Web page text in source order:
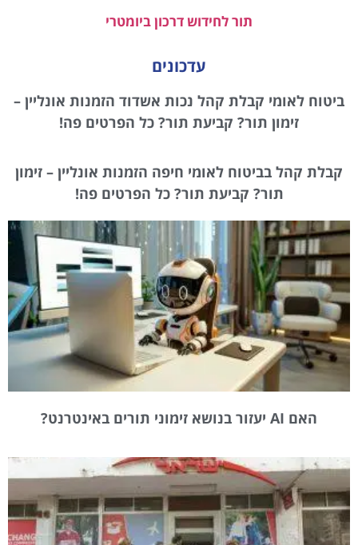
תור לחידוש דרכון ביומטרי
עדכונים
ביטוח לאומי קבלת קהל נכות אשדוד הזמנות אונליין –
זימון תור? קביעת תור? כל הפרטים פה!
קבלת קהל בביטוח לאומי חיפה הזמנות אונליין – זימון
תור? קביעת תור? כל הפרטים פה!
האם AI יעזור בנושא זימוני תורים באינטרנט?